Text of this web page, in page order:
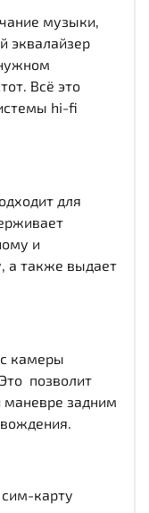
музыки,
эквалайзер
Всё это
hi-fi
для
и
а также выдает
с камеры
позволит
задним
карту